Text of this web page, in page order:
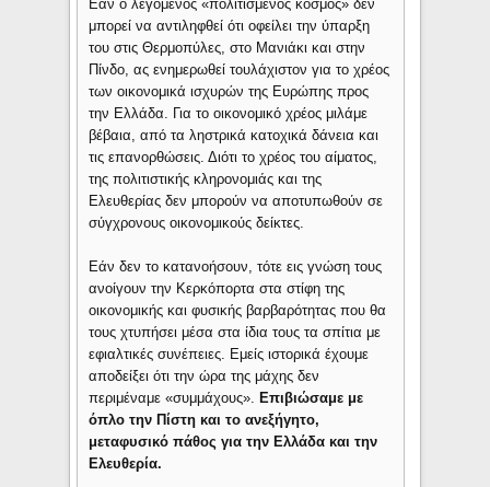
Εάν ο λεγόμενος «πολιτισμένος κόσμος» δεν
μπορεί να αντιληφθεί ότι οφείλει την ύπαρξη
του στις Θερμοπύλες, στο Μανιάκι και στην
Πίνδο, ας ενημερωθεί τουλάχιστον για το χρέος
των οικονομικά ισχυρών της Ευρώπης προς
την Ελλάδα. Για το οικονομικό χρέος μιλάμε
βέβαια, από τα ληστρικά κατοχικά δάνεια και
τις επανορθώσεις. Διότι το χρέος του αίματος,
της πολιτιστικής κληρονομιάς και της
Ελευθερίας δεν μπορούν να αποτυπωθούν σε
σύγχρονους οικονομικούς δείκτες.
Εάν δεν το κατανοήσουν, τότε εις γνώση τους
ανοίγουν την Κερκόπορτα στα στίφη της
οικονομικής και φυσικής βαρβαρότητας που θα
τους χτυπήσει μέσα στα ίδια τους τα σπίτια με
εφιαλτικές συνέπειες. Εμείς ιστορικά έχουμε
αποδείξει ότι την ώρα της μάχης δεν
περιμέναμε «συμμάχους». Επιβιώσαμε με
όπλο την Πίστη και το ανεξήγητο,
μεταφυσικό πάθος για την Ελλάδα και την
Ελευθερία.